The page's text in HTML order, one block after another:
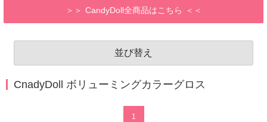
CandyDoll全商品はこちら
並び替え
CnadyDoll ボリューミングカラーグロス
1